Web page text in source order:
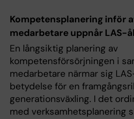
Kompetensplanering inför
medarbetare uppnår LAS-
En långsiktig planering av
kompetensförsörjningen i
medarbetare närmar sig
betydelse för en
generationsväxling. I det
med verksamhetsplanering